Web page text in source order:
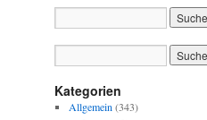
Kategorien
Allgemein (343)